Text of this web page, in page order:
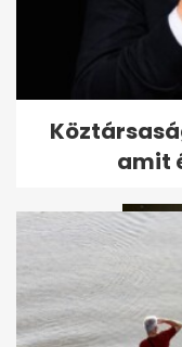
Itt
nem
amit